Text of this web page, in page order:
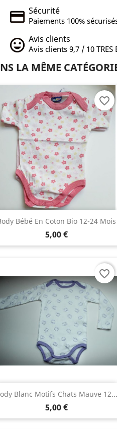
Sécurité
Paiements 100%
Avis clients
Avis clients 9,7 / 10
LA MÊME
Bébé En Coton Bio 12-24 Mois
5,00 €
 Aperçu rapide
favorite_border
Blanc Motifs Chats Mauve 12...
5,00 €
 Aperçu rapide
favorite_border